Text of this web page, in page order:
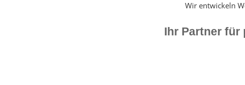
Wir entwickeln
Ihr Partner für